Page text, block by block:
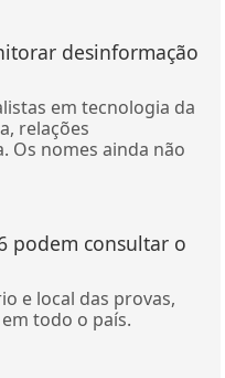
desinformação
em tecnologia da
relações
Os nomes ainda não
podem consultar o
e local das provas,
todo o país.